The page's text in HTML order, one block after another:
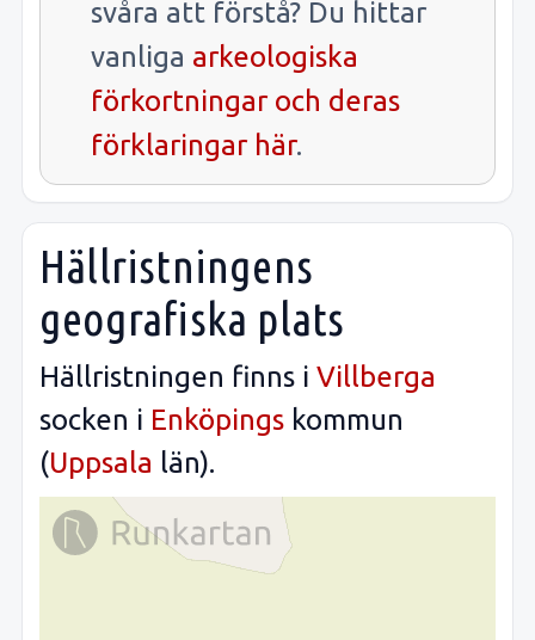
svåra att förstå? Du hittar
vanliga arkeologiska
förkortningar och deras
förklaringar här.
Hällristningens
geografiska plats
Hällristningen finns i Villberga
socken i Enköpings kommun
(Uppsala län).